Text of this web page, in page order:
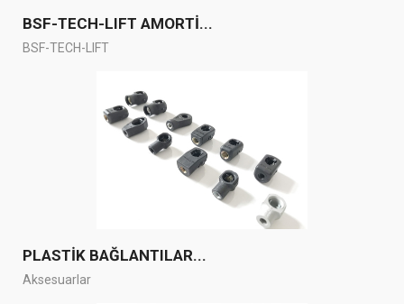
BSF-TECH-LIFT AMORTİ...
BSF-TECH-LIFT
PLASTİK BAĞLANTILAR...
Aksesuarlar